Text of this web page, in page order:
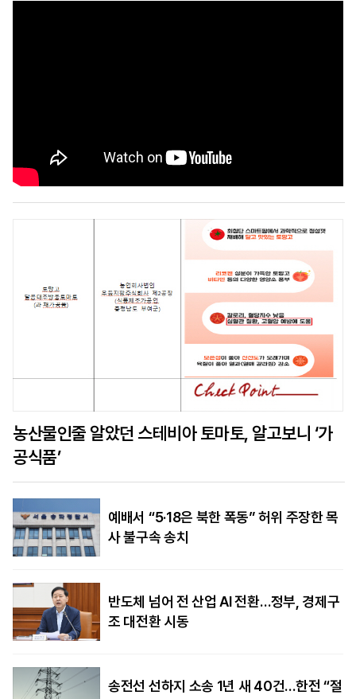
농산물인줄 알았던 스테비아 토마토, 알고보니 ‘가
공식품’
예배서 “5·18은 북한 폭동” 허위 주장한 목
사 불구속 송치
반도체 넘어 전 산업 AI 전환…정부, 경제구
조 대전환 시동
송전선 선하지 소송 1년 새 40건…한전 “절